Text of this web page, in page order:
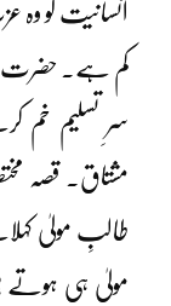
انسانیت کو وہ
کم ہے۔ حضرت
سرِ تسلیم خم
مشتاق۔ قصہ
طالبِ مولیٰ
مولیٰ ہی ہوتے